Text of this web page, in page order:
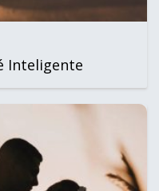
Inteligente